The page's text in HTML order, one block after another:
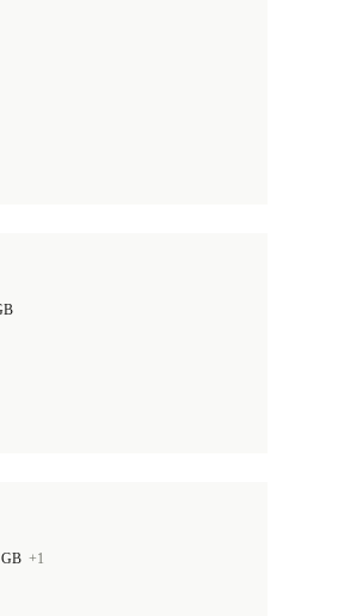
+1